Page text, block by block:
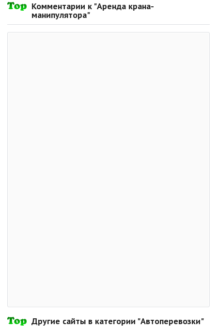
Комментарии к "Аренда крана-
манипулятора"
Другие сайты в категории "Автоперевозки"